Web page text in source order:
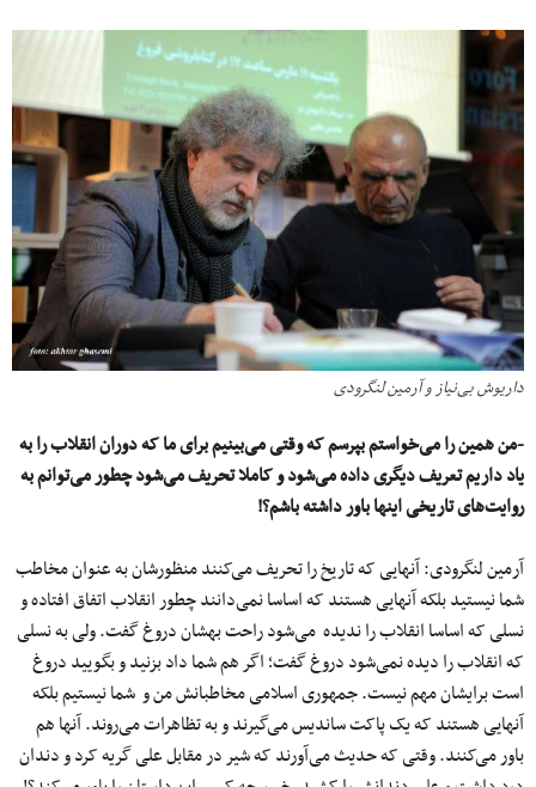
داریوش بی‌نیاز و آرمین لنگرودی
-من همین را می‌خواستم بپرسم که وقتی می‌بینیم برای ما که دوران انقلاب را به
یاد داریم تعریف دیگری داده می‌شود و کاملا تحریف می‌شود چطور می‌توانم به
روایت‌های تاریخی اینها باور داشته باشم؟!
آرمین لنگرودی: آنهایی که تاریخ را تحریف می‌کنند منظورشان به عنوان مخاطب
شما نیستید بلکه آنهایی هستند که اساسا نمی‌دانند چطور انقلاب اتفاق افتاده و
نسلی که اساسا انقلاب را ندیده می‌شود راحت بهشان دروغ گفت. ولی به نسلی
که انقلاب را دیده نمی‌شود دروغ گفت؛ اگر هم شما داد بزنید و بگویید دروغ
است برایشان مهم نیست. جمهوری اسلامی مخاطبانش من و شما نیستیم بلکه
آنهایی هستند که یک پاکت ساندیس می‌گیرند و به تظاهرات می‌روند. آنها هم
باور می‌کنند. وقتی که حدیث می‌آورند که شیر در مقابل علی گریه کرد و دندان